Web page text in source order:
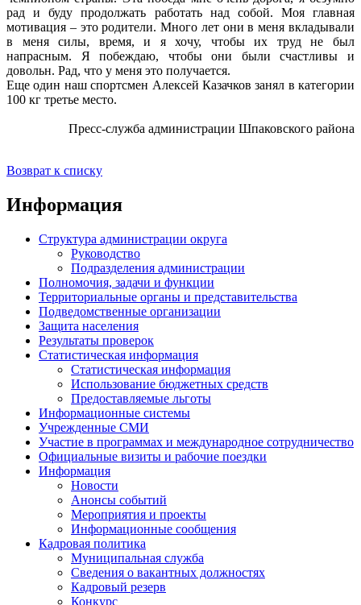
рад и буду продолжать работать над собой. Моя главная
мотивация – это родители. Много лет они в меня вкладывали
в меня силы, время, и я хочу, чтобы их труд не был
напрасным. Я побеждаю, чтобы они были счастливы и
довольн. Рад, что у меня это получается.
Еще один наш спортсмен Алексей Казачков занял в категории
100 кг третье место.
Пресс-служба администрации Шпаковского района
Возврат к списку
Информация
Структура администрации округа
Руководство
Подразделения администрации
Полномочия, задачи и функции
Территориальные органы и представительства
Подведомственные организации
Защита населения
Результаты проверок
Статистическая информация
Статистическая информация
Использование бюджетных средств
Предоставляемые льготы
Информационные системы
Учрежденные СМИ
Участие в программах и международное сотрудничество
Официальные визиты и рабочие поездки
Информация
Новости
Анонсы событий
Мероприятия и проекты
Информационные сообщения
Кадровая политика
Муниципальная служба
Сведения о вакантных должностях
Кадровый резерв
Конкурс